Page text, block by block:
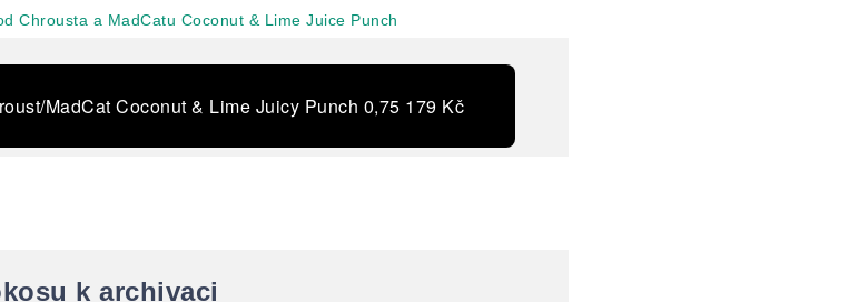
MadCat Coconut & Lime Juicy Punch 0,75 179 Kč
k archivaci